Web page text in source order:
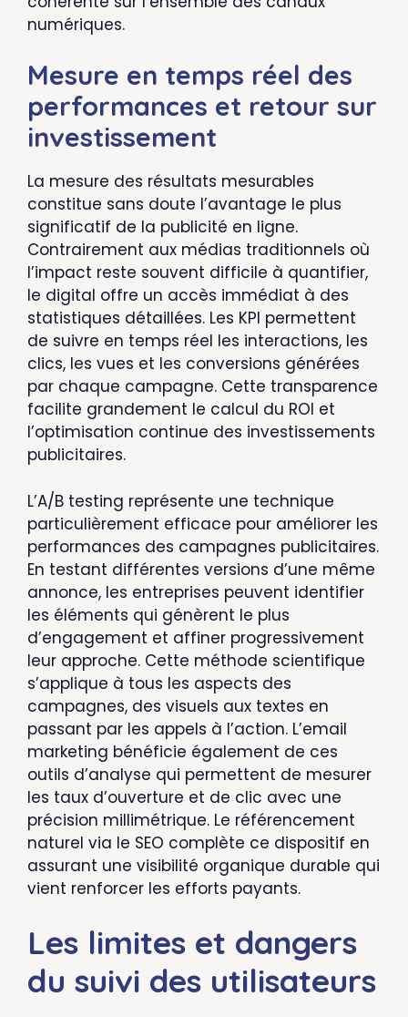
numériques.
Mesure en temps réel des
performances et retour sur
investissement
La mesure des résultats mesurables
constitue sans doute l’avantage le plus
significatif de la publicité en ligne.
Contrairement aux médias traditionnels où
l’impact reste souvent difficile à quantifier,
le digital offre un accès immédiat à des
statistiques détaillées. Les KPI permettent
de suivre en temps réel les interactions, les
clics, les vues et les conversions générées
par chaque campagne. Cette transparence
facilite grandement le calcul du ROI et
l’optimisation continue des investissements
publicitaires.
L’A/B testing représente une technique
particulièrement efficace pour améliorer les
performances des campagnes publicitaires.
En testant différentes versions d’une même
annonce, les entreprises peuvent identifier
les éléments qui génèrent le plus
d’engagement et affiner progressivement
leur approche. Cette méthode scientifique
s’applique à tous les aspects des
campagnes, des visuels aux textes en
passant par les appels à l’action. L’email
marketing bénéficie également de ces
outils d’analyse qui permettent de mesurer
les taux d’ouverture et de clic avec une
précision millimétrique. Le référencement
naturel via le SEO complète ce dispositif en
assurant une visibilité organique durable qui
vient renforcer les efforts payants.
Les limites et dangers
du suivi des utilisateurs